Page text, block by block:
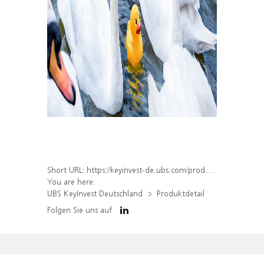
Short URL: https://keyinvest-de.ubs.com/produkt/detail/index/isin/DE000WA9SB80
You are here:
UBS KeyInvest Deutschland
Produktdetail
Folgen Sie uns auf